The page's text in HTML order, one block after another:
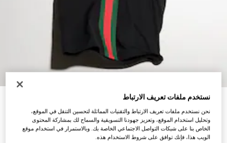
تي شيرت من قطن جيرسي مع طبعة
AED 2,700
تنويعاتأسود
نستخدم ملفات تعريف الارتباط
نحن نستخدم ملفات تعريف الارتباط والتقنيات المماثلة لتحسين التنقل في الموقع،
وتحليل استخدام الموقع، وتعزيز جهودنا التسويقية والسماح لك بمشاركة المحتوى
الخاص بنا على شبكات التواصل الاجتماعي الخاصة بك. وبالاستمرار في استخدام موقع
الويب هذا، فإنك توافق على شروط الاستخدام هذه.